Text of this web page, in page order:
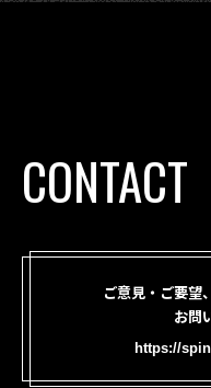
CONTACT
ご意見・ご要望
お問
https://